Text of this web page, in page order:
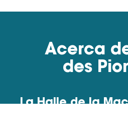
Acerca
des
La Halle de la